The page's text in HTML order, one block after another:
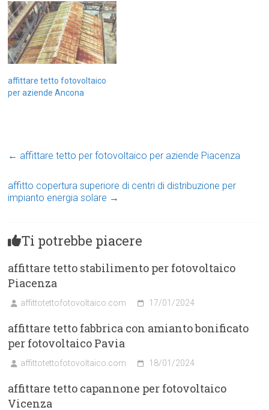
affittare tetto fotovoltaico
per aziende Ancona
← affittare tetto per fotovoltaico per aziende Piacenza
affitto copertura superiore di centri di distribuzione per
impianto energia solare →
Ti potrebbe piacere
affittare tetto stabilimento per fotovoltaico
Piacenza
affittotettofotovoltaico.com 17/01/2024
affittare tetto fabbrica con amianto bonificato
per fotovoltaico Pavia
affittotettofotovoltaico.com 18/01/2024
affittare tetto capannone per fotovoltaico
Vicenza